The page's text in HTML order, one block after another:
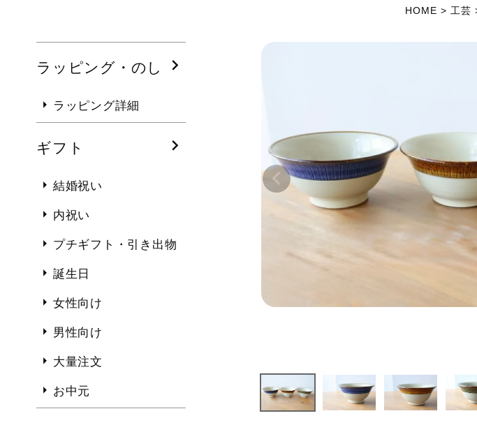
HOME 工芸
ラッピング・のし
ラッピング詳細
ギフト
結婚祝い
内祝い
プチギフト・引き出物
誕生日
女性向け
男性向け
大量注文
お中元